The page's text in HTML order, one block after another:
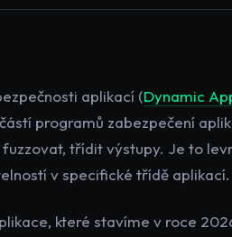
aplikací (Dynamic
programů zabezpečení
třídit výstupy. Je to
v specifické třídě aplikací.
které stavíme v roce